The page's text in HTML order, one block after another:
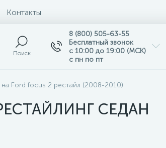
Контакты
Поиск
8 (800) 505-63-55
Бесплатный звонок
с 10:00 до 19:00 (МСК)
с пн по пт
Ford focus 2 рестайл (2008-2010)
СЕДАН